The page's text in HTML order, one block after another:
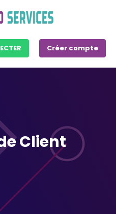
Créer compte
Client